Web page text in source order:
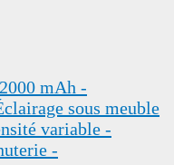
mAh -
sous meuble
variable -
-